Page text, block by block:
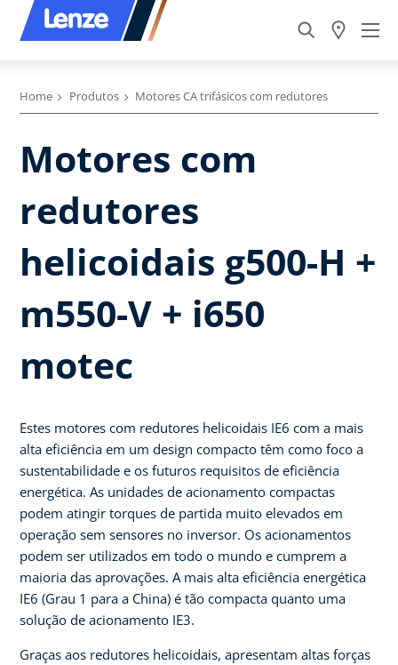
Home Produtos Motores CA trifásicos com redutores
Motores com
redutores
helicoidais g500-H +
m550-V + i650
motec
Estes motores com redutores helicoidais IE6 com a mais
alta eficiência em um design compacto têm como foco a
sustentabilidade e os futuros requisitos de eficiência
energética. As unidades de acionamento compactas
podem atingir torques de partida muito elevados em
operação sem sensores no inversor. Os acionamentos
podem ser utilizados em todo o mundo e cumprem a
maioria das aprovações. A mais alta eficiência energética
IE6 (Grau 1 para a China) é tão compacta quanto uma
solução de acionamento IE3.
Graças aos redutores helicoidais, apresentam altas forças